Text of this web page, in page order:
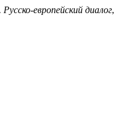
европейский диалог,